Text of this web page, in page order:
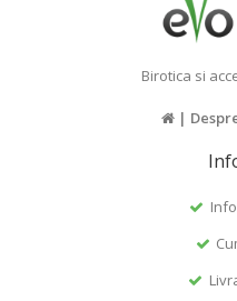
Birotica si
|